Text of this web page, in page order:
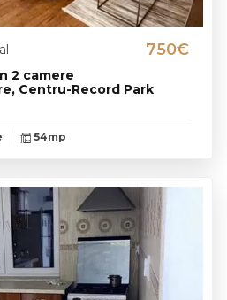
2 camere
Centru-Record Park
750€
54mp